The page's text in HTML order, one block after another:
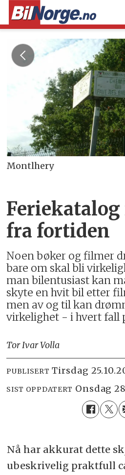
Montlhery
fra fortiden
Noen bøker og filmer
bare om skal bli
man bilentusiast kan
skyte en hvit bil etter
men av og til kan
virkelighet - i hvert fall
Tor Ivar Volla
PUBLISERT tirsdag
SIST OPPDATERT onsdag
Nå har akkurat dette
ubeskrivelig praktfull